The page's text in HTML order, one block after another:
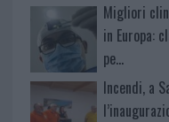
Migliori
in Europa:
pe…
Incendi, a